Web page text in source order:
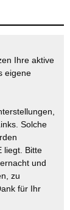
Ihre aktive
eigene
Solche
liegt. Bitte
und
zu
für Ihr